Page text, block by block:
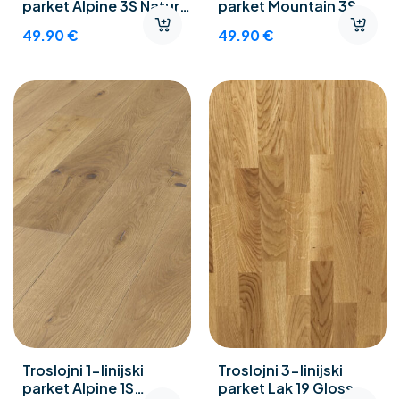
parket Alpine 3S Natur-
49.90€
parket Mountain 3S
49.90€
Troslojni 1-linijski
parket Alpine 1S
Troslojni 3-linijski
parket Lak 19 Gloss